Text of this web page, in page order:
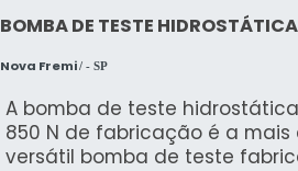
BOMBA DE TESTE
Nova Fremi/ - SP
A bomba de teste
850 N de fabricação é a
versátil bomba de teste